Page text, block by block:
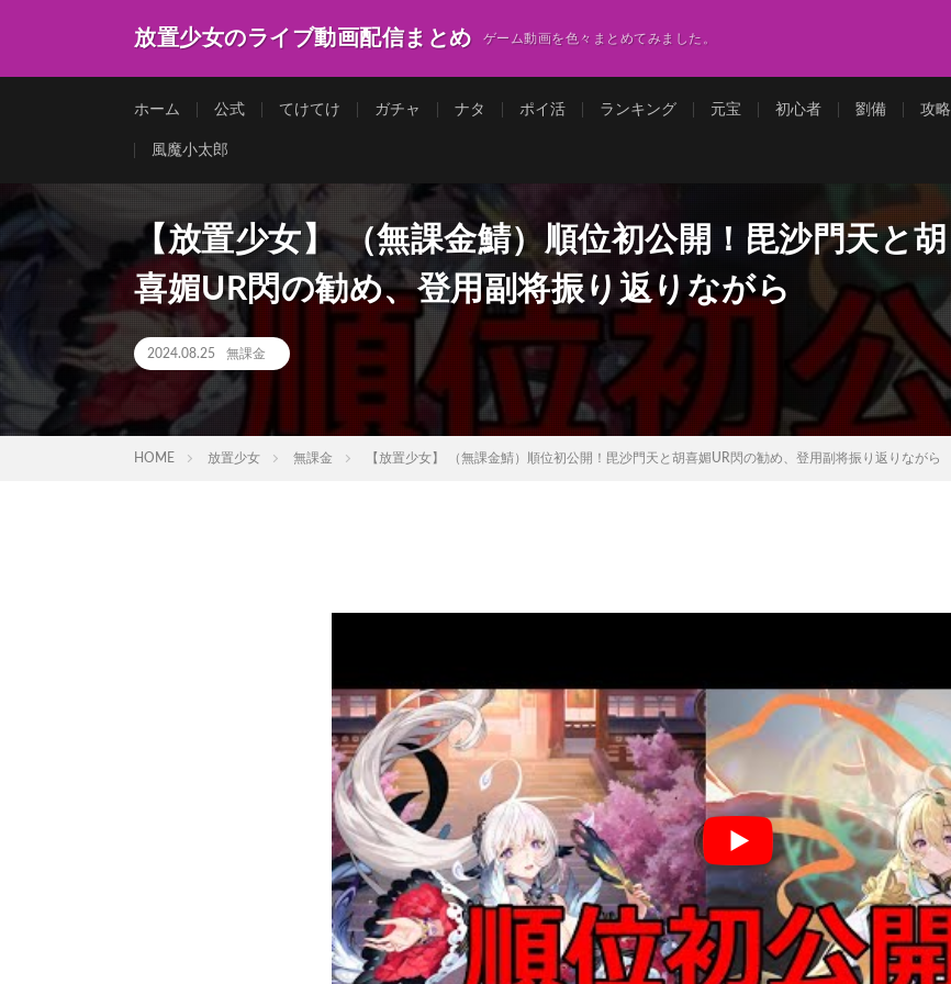
放置少女のライブ動画配信まとめ ゲーム動画を色々まとめてみました。
ホーム 公式 てけてけ ガチャ ナタ ポイ活 ランキング 元宝 初心者 劉備 攻略
風魔小太郎
【放置少女】 （無課金鯖）順位初公開！毘沙門天と胡
喜媚UR閃の勧め、登用副将振り返りながら
2024.08.25 無課金
HOME 放置少女 無課金 【放置少女】 （無課金鯖）順位初公開！毘沙門天と胡喜媚UR閃の勧め、登用副将振り返りながら